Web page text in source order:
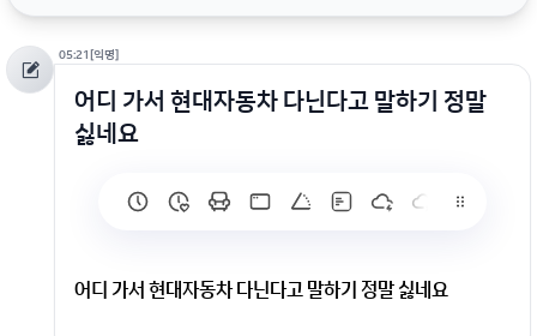
05:21[익명]
어디 가서 현대자동차 다닌다고 말하기 정말
싫네요
어디 가서 현대자동차 다닌다고 말하기 정말 싫네요